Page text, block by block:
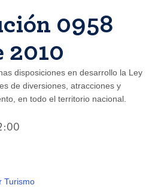
0958
2010
disposiciones en desarrollo la Ley
de diversiones, atracciones y
en todo el territorio nacional.
Turismo